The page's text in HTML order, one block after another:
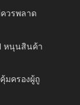
วรพลาด
หนุนสินค้า
มครองผู้ถู